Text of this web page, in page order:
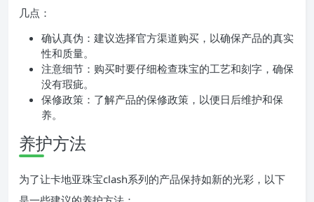
几点：
确认真伪：建议选择官方渠道购买，以确保产品的真实
性和质量。
注意细节：购买时要仔细检查珠宝的工艺和刻字，确保
没有瑕疵。
保修政策：了解产品的保修政策，以便日后维护和保
养。
养护方法
为了让卡地亚珠宝clash系列的产品保持如新的光彩，以下